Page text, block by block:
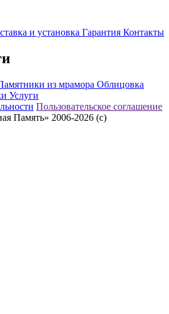
и установка Гарантия Контакты
из мрамора Облицовка
Услуги
Пользовательское соглашение
Память» 2006-2026 (с)